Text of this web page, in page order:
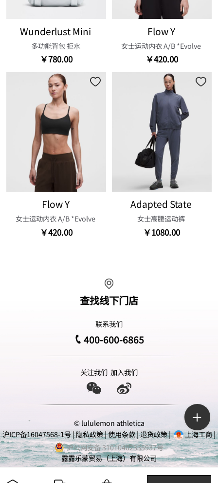
Wunderlust Mini
多功能背包 拒水
￥780.00
Flow Y
女士运动内衣 A/B *Evolve
￥420.00
Flow Y
女士运动内衣 A/B *Evolve
￥420.00
Adapted State
女士高腰运动裤
￥1080.00
查找线下门店
联系我们
400-600-6865
关注我们 加入我们
© lululemon athletica
沪ICP备16047568-1号|隐私政策|使用条款|退货政策| 上海工商|
沪公网安备 31010402335937号
露露乐蒙贸易（上海）有限公司